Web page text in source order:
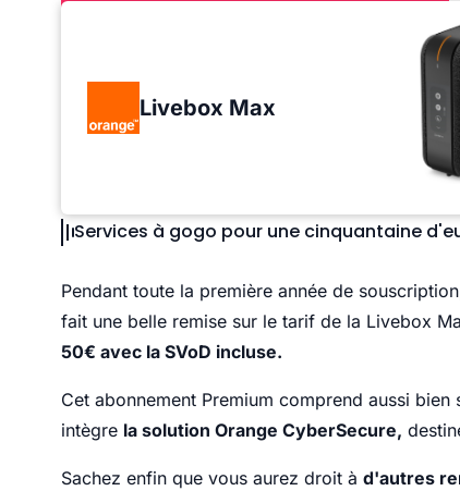
Livebox Max
Services à gogo pour une cinquantaine
Pendant toute la première année de
fait une belle remise sur le tarif de la Livebox
50€ avec la SVoD incluse.
Cet abonnement Premium comprend aussi bien
intègre la solution Orange CyberSecure,
Sachez enfin que vous aurez droit à d'autres